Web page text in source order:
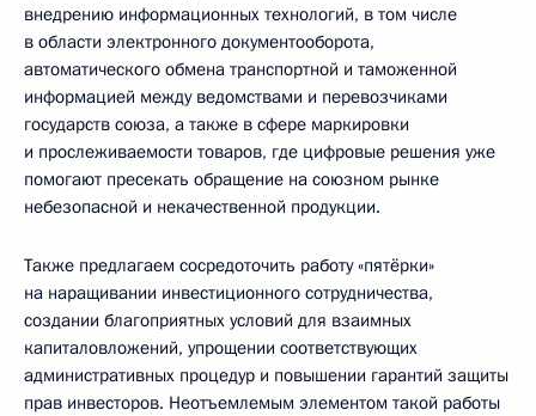
внедрению информационных технологий, в том числе
в области электронного документооборота,
автоматического обмена транспортной и таможенной
информацией между ведомствами и перевозчиками
государств союза, а также в сфере маркировки
и прослеживаемости товаров, где цифровые решения уже
помогают пресекать обращение на союзном рынке
небезопасной и некачественной продукции.
Также предлагаем сосредоточить работу «пятёрки»
на наращивании инвестиционного сотрудничества,
создании благоприятных условий для взаимных
капиталовложений, упрощении соответствующих
административных процедур и повышении гарантий защиты
прав инвесторов. Неотъемлемым элементом такой работы